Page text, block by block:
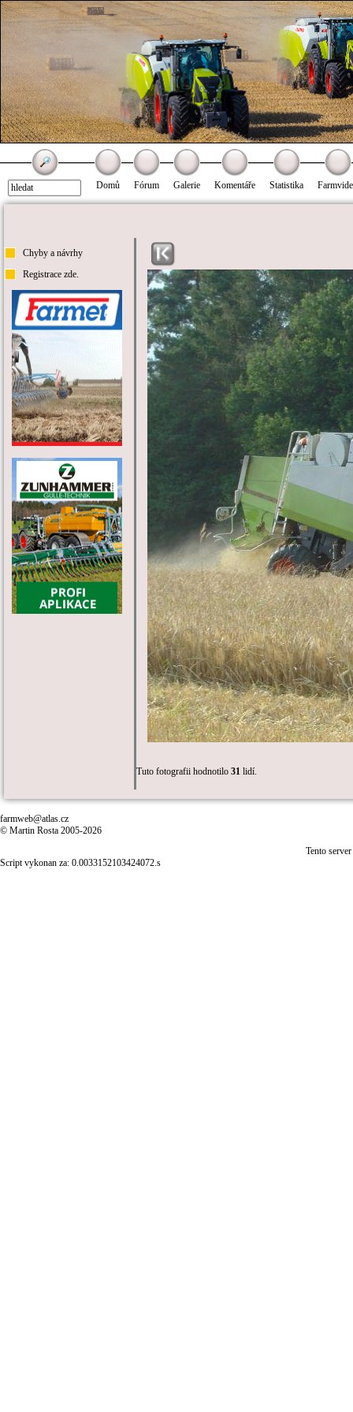
Domů Fórum Galerie Komentáře Statistika
Chyby a návrhy
Registrace zde.
Tuto fotografii hodnotilo 31 lidí.
farmweb@atlas.cz
© Martin Rosta 2005-2026
Tento
Script vykonan za: 0.0033152103424072.s